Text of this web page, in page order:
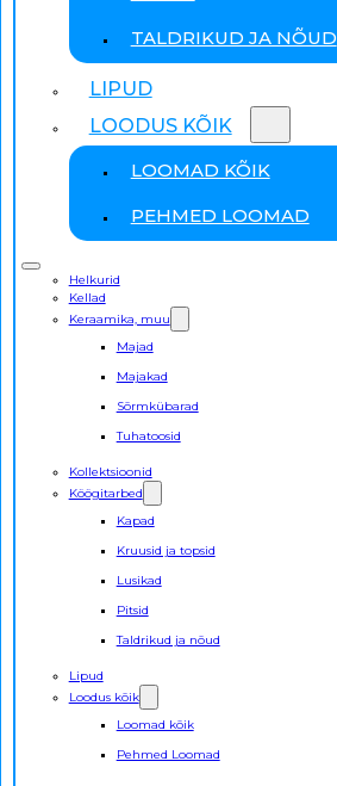
TALDRIKUD JA NÕUD
LIPUD
LOODUS KÕIK
LOOMAD KÕIK
PEHMED LOOMAD
Helkurid
Kellad
Keraamika, muu
Majad
Majakad
Sõrmkübarad
Tuhatoosid
Kollektsioonid
Köögitarbed
Kapad
Kruusid ja topsid
Lusikad
Pitsid
Taldrikud ja nõud
Lipud
Loodus kõik
Loomad kõik
Pehmed Loomad